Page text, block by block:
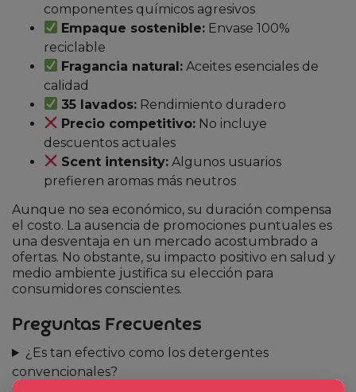
componentes químicos agresivos
Empaque sostenible: Envase 100%
reciclable
Fragancia natural: Aceites esenciales de
calidad
35 lavados: Rendimiento duradero
Precio competitivo: No incluye
descuentos actuales
Scent intensity: Algunos usuarios
prefieren aromas más neutros
Aunque no sea económico, su duración compensa
el costo. La ausencia de promociones puntuales es
una desventaja en un mercado acostumbrado a
ofertas. No obstante, su impacto positivo en salud y
medio ambiente justifica su elección para
consumidores conscientes.
Preguntas Frecuentes
¿Es tan efectivo como los detergentes
convencionales?